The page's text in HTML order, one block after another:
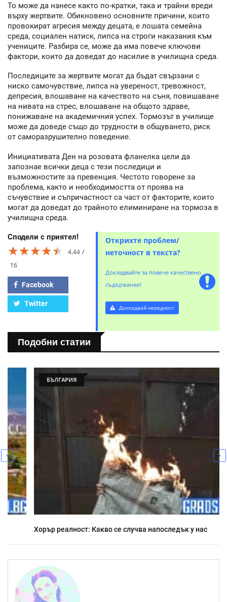
То може да нанесе както по-кратки, така и трайни вреди
върху жертвите. Обикновено основните причини, които
провокират агресия между децата, е лошата семейна
среда, социален натиск, липса на строги наказания към
учениците. Разбира се, може да има повече ключови
фактори, които да доведат до насилие в училищна среда.
Последиците за жертвите могат да бъдат свързани с
ниско самочувствие, липса на увереност, тревожност,
депресия, влошаване на качеството на съня, повишаване
на нивата на стрес, влошаване на общото здраве,
понижаване на академичния успех. Тормозът в училище
може да доведе също до трудности в общуването, риск
от саморазрушително поведение.
Инициативата Ден на розовата фланелка цели да
запознае всички деца с тези последици и
възможностите за превенция. Честото говорене за
проблема, както и необходимостта от проява на
съчувствие и съпричастност са част от факторите, които
могат да доведат до трайното елиминиране на тормоза в
училищна среда.
Сподели с приятел!
★★★★★
★★★★★
★★★★★
4.44
16
Facebook
Twitter
Открихте проблем/
неточност в текста?
Докладвайте за повече качествено
съдържание!
Докладвай нередност
Подобни статии
БЪЛГАРИЯ
Хорър реалност: Какво се случва напоследък у нас